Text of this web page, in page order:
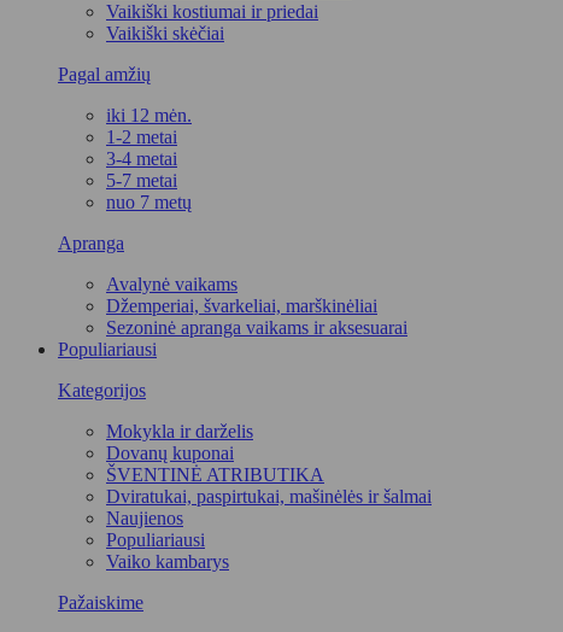
Vaikiški kostiumai ir priedai
Vaikiški skėčiai
Pagal amžių
iki 12 mėn.
1-2 metai
3-4 metai
5-7 metai
nuo 7 metų
Apranga
Avalynė vaikams
Džemperiai, švarkeliai, marškinėliai
Sezoninė apranga vaikams ir aksesuarai
Populiariausi
Kategorijos
Mokykla ir darželis
Dovanų kuponai
ŠVENTINĖ ATRIBUTIKA
Dviratukai, paspirtukai, mašinėlės ir šalmai
Naujienos
Populiariausi
Vaiko kambarys
Pažaiskime